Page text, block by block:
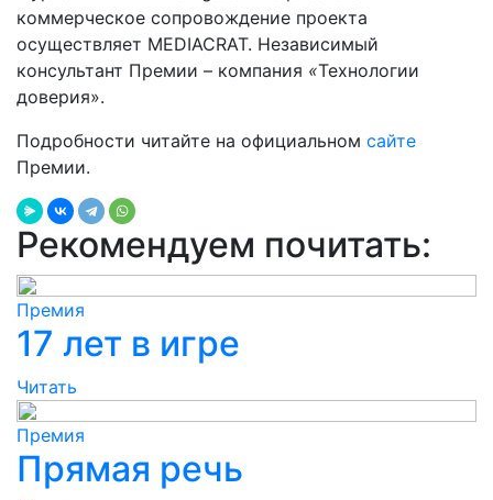
коммерческое сопровождение проекта
осуществляет MEDIACRAT. Независимый
консультант Премии – компания «Технологии
доверия».
Подробности читайте на официальном сайте
Премии.
Рекомендуем почитать:
Премия
17 лет в игре
Читать
Премия
Прямая речь